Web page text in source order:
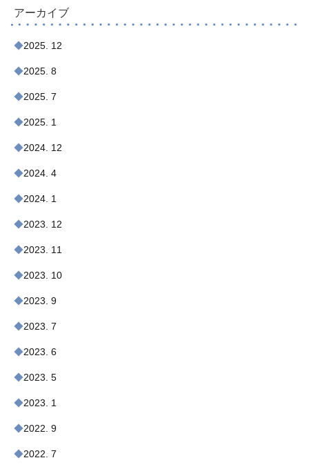
アーカイブ
2025. 12
2025. 8
2025. 7
2025. 1
2024. 12
2024. 4
2024. 1
2023. 12
2023. 11
2023. 10
2023. 9
2023. 7
2023. 6
2023. 5
2023. 1
2022. 9
2022. 7